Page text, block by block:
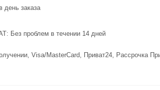
день заказа
Без проблем в течении 14 дней
Visa/MasterCard, Приват24, Рассрочка